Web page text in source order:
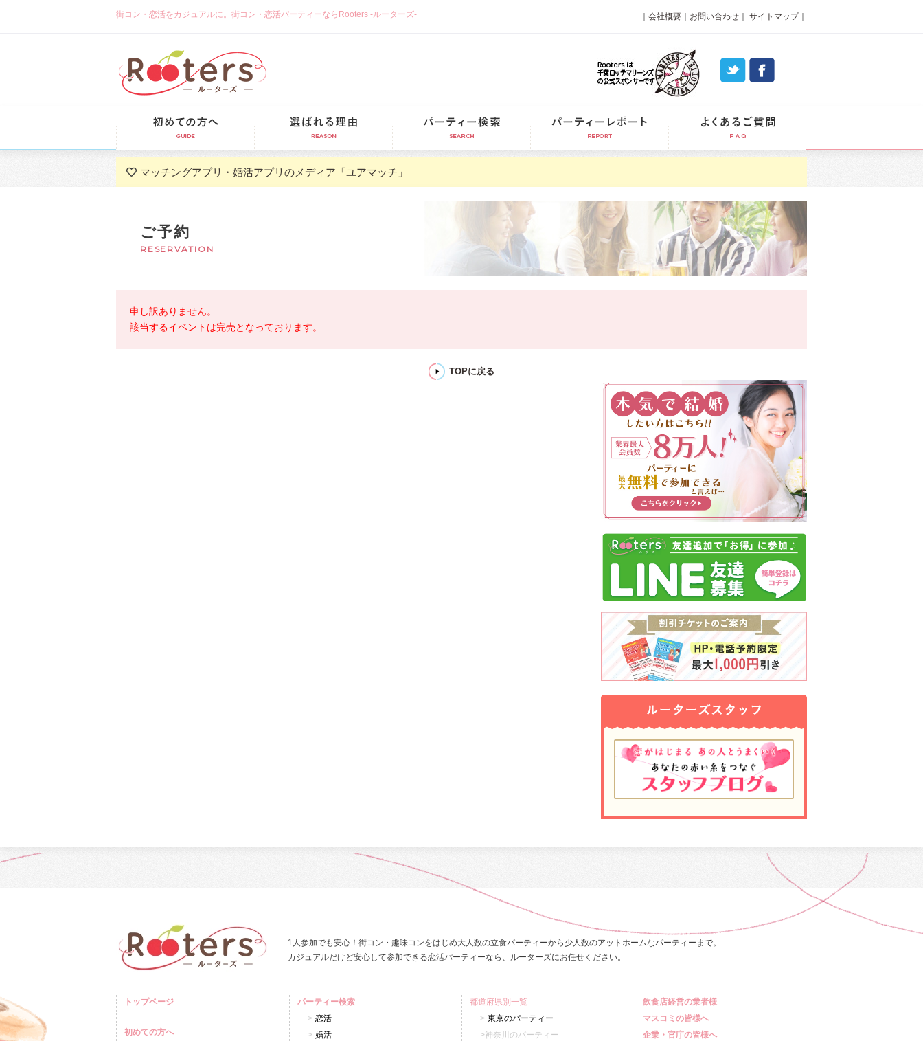
街コン・恋活をカジュアルに。街コン・恋活パーティーならRooters -ルーターズ- 会社概要 お問い合わせ サイトマップ｜
マッチングアプリ・婚活アプリのメディア「ユアマッチ」
ご予約
RESERVATION
申し訳ありません。
該当するイベントは完売となっております。
TOPに戻る
1人参加でも安心！街コン・趣味コンをはじめ大人数の立食パーティーから少人数のアットホームなパーティーまで。
カジュアルだけど安心して参加できる恋活パーティーなら、ルーターズにお任せください。
トップページ
初めての方へ
パーティー検索
恋活
婚活
都道府県別一覧
東京のパーティー
神奈川のパーティー
飲食店経営の業者様
マスコミの皆様へ
企業・官庁の皆様へ